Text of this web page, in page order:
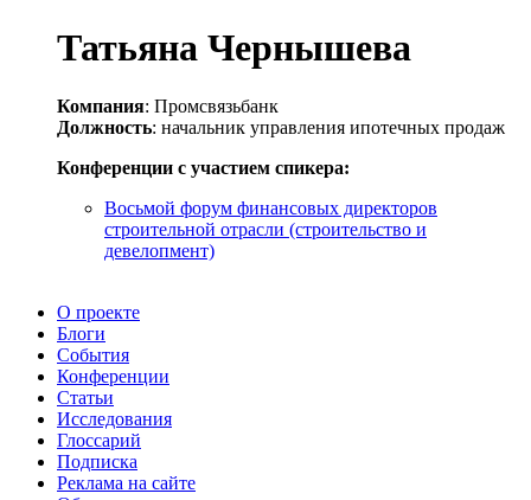
Татьяна Чернышева
Компания: Промсвязьбанк
Должность: начальник управления ипотечных продаж
Конференции с участием спикера:
Восьмой форум финансовых директоров
строительной отрасли (строительство и
девелопмент)
О проекте
Блоги
События
Конференции
Статьи
Исследования
Глоссарий
Подписка
Реклама на сайте